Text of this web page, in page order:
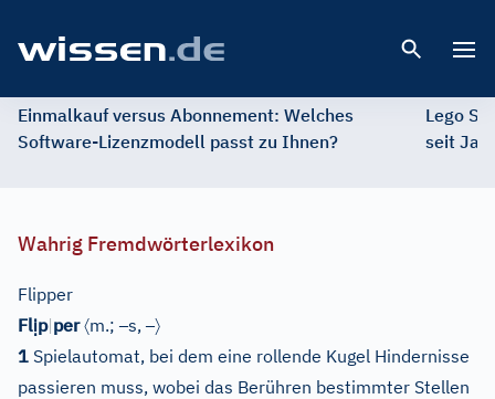
Einmalkauf versus Abonnement: Welches
Software-Lizenzmodell passt zu Ihnen?
Lego
seit
Wahrig Fremdwörterlexikon
Flipper
Flịp|per 〈m.;–s,–〉
1 Spielautomat, bei dem eine rollende Kugel Hindernisse
passieren muss, wobei das Berühren bestimmter Stellen